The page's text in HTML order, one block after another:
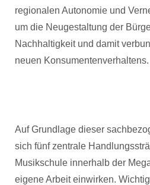
regionalen Autonomie und
um die Neugestaltung der
Nachhaltigkeit und damit
neuen Konsumentenverhaltens.
Auf Grundlage dieser
sich fünf zentrale
Musikschule innerhalb der
eigene Arbeit einwirken.